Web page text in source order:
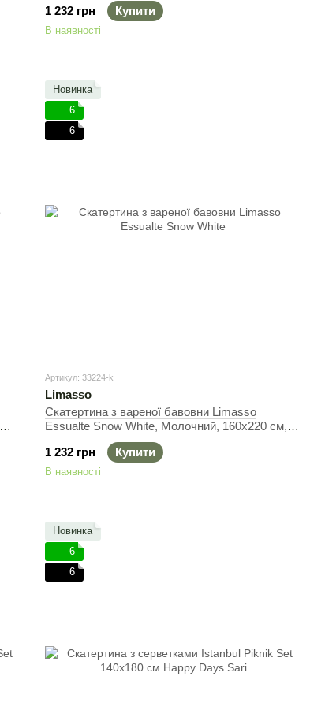
1 232 грн
Купити
В наявності
Новинка
6
6
Артикул: 33224-k
Limasso
Скатертина з вареної бавовни Limasso
Essualte Snow White, Молочний, 160х220 см,
1 232 грн
Купити
В наявності
Новинка
6
6